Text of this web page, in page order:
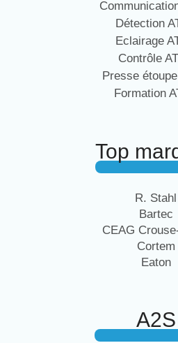
Détection
Eclairage
Contrôle
Presse
Formation
Top
R. Stahl
Bartec
CEAG
Cortem
Eaton
A2S